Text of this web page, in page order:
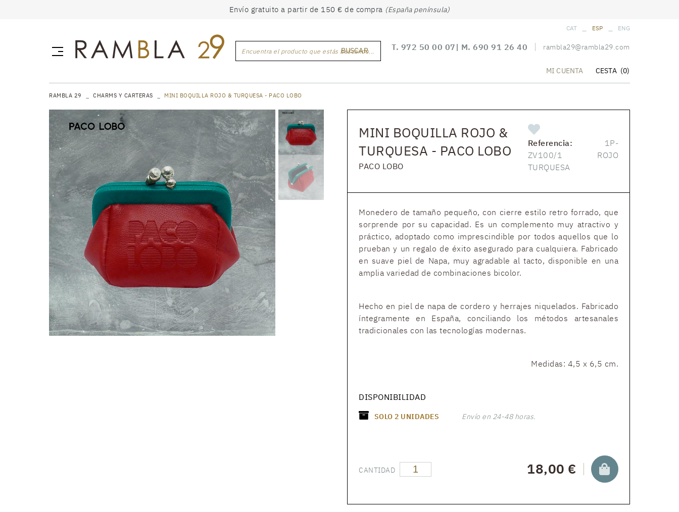
Envío gratuito a partir de 150 € de compra (España península)
Encuentra el producto que estás buscando...
BUSCAR
CAT ESP ENG
T. 972 50 00 07 | M. 690 91 26 40 rambla29@rambla29.com
MI CUENTA CESTA (0)
RAMBLA 29 CHARMS Y CARTERAS MINI BOQUILLA ROJO & TURQUESA - PACO LOBO
MINI BOQUILLA ROJO &
TURQUESA - PACO LOBO
PACO LOBO
Referencia: 1P-
ZV100/1 ROJO
TURQUESA
Monedero de tamaño pequeño, con cierre estilo retro forrado, que
sorprende por su capacidad. Es un complemento muy atractivo y
práctico, adoptado como imprescindible por todos aquellos que lo
prueban y un regalo de éxito asegurado para cualquiera. Fabricado
en suave piel de Napa, muy agradable al tacto, disponible en una
amplia variedad de combinaciones bicolor.
Hecho en piel de napa de cordero y herrajes niquelados. Fabricado
íntegramente en España, conciliando los métodos artesanales
tradicionales con las tecnologías modernas.
Medidas: 4,5 x 6,5 cm.
DISPONIBILIDAD
SOLO 2 UNIDADES Envío en 24-48 horas.
CANTIDAD 18,00 €